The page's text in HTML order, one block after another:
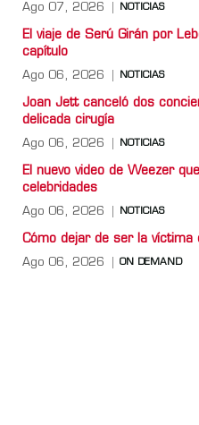
Ago 07, 2026 NOTICIAS
El viaje de Serú Girán por
capítulo
Ago 06, 2026 NOTICIAS
Joan Jett canceló dos
delicada cirugía
Ago 06, 2026 NOTICIAS
El nuevo video de Weezer
celebridades
Ago 06, 2026 NOTICIAS
Cómo dejar de ser la víctima
Ago 06, 2026 ON DEMAND